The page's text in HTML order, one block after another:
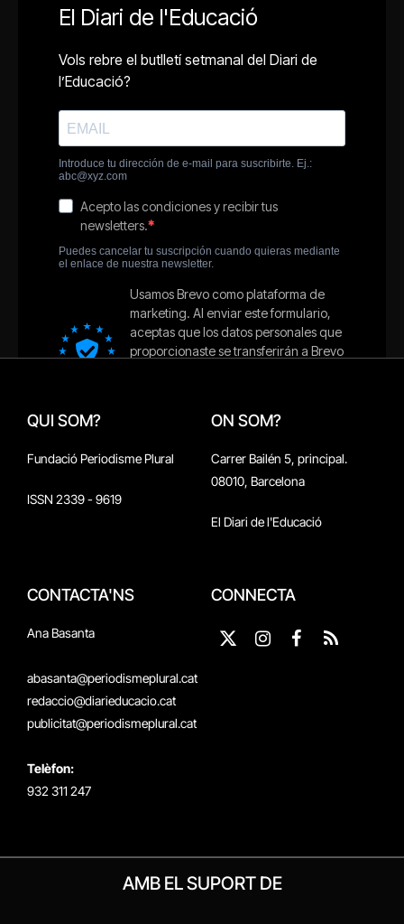
QUI SOM?
Fundació Periodisme Plural
ISSN 2339 - 9619
ON SOM?
Carrer Bailén 5, principal.
08010, Barcelona
El Diari de l'Educació
CONTACTA'NS
Ana Basanta
abasanta@periodismeplural.cat
redaccio@diarieducacio.cat
publicitat@periodismeplural.cat
Telèfon:
932 311 247
CONNECTA
X
Instagram
Facebook
RSS
AMB EL SUPORT DE